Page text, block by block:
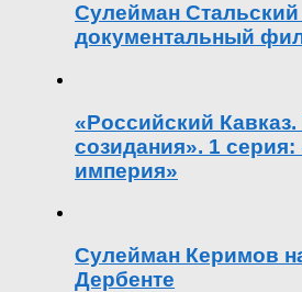
Сулейман
документальный
«Российский Кавказ.
созидания». 1
империя»
Сулейман Керимов
Дербенте